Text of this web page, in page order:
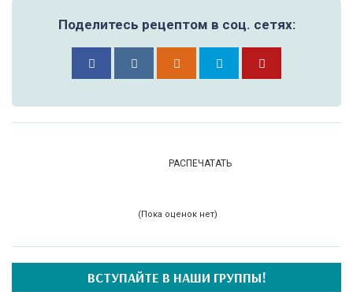
Поделитесь рецептом в соц. сетях:
РАСПЕЧАТАТЬ
(Пока оценок нет)
ВСТУПАЙТЕ В НАШИ ГРУППЫ!